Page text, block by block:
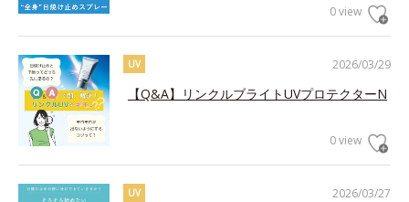
0 view
2026/03/29
UV
【Q&A】リンクルブライトUVプロテクターN
0 view
2026/03/27
UV